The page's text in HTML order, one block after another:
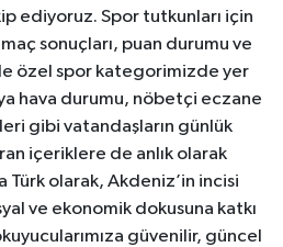
ediyoruz. Spor tutkunları için
sonuçları, puan durumu ve
özel spor kategorimizde yer
hava durumu, nöbetçi eczane
gibi vatandaşların günlük
içeriklere de anlık olarak
Türk olarak, Akdeniz’in incisi
ve ekonomik dokusuna katkı
güvenilir, güncel